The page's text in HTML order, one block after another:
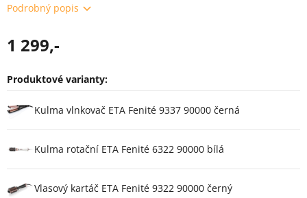
Podrobný popis
1 299,-
Produktové varianty:
Kulma vlnkovač ETA Fenité 9337 90000 černá
Kulma rotační ETA Fenité 6322 90000 bílá
Vlasový kartáč ETA Fenité 9322 90000 černý